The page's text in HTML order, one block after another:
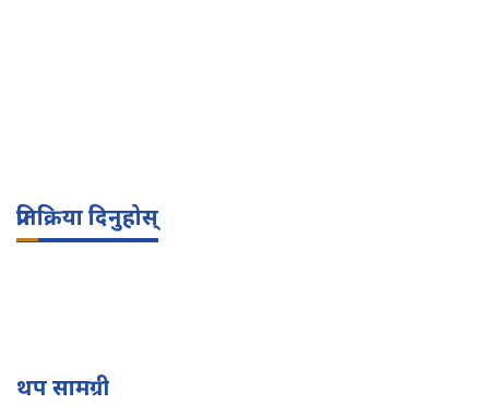
प्रतिक्रिया दिनुहोस्
थप सामग्री